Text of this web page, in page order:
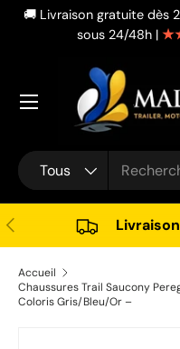
Aller au contenu
🚚 Livraison gratuite dès
sous 24/48h |
Recherche
Type de produit
Tous
Précédent
Accueil
Chaussures Trail Saucony
Coloris Gris/Bleu/Or –